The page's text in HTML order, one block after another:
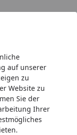
auf unserer
zu
Website zu
Sie der
Ihrer
Hotline
& Pool-
468,99€)